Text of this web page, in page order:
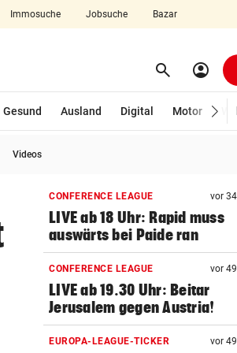
Immosuche Jobsuche Bazar
search Suchen
account_circle
Gesund
Ausland Digital Motor
Videos
CONFERENCE LEAGUE vor
LIVE ab 18 Uhr: Rapid muss
auswärts bei Paide ran
CONFERENCE LEAGUE vor
LIVE ab 19.30 Uhr: Beitar
Jerusalem gegen Austria!
EUROPA-LEAGUE-TICKER vor